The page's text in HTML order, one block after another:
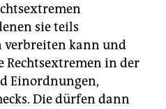
sie teils
verbreiten kann und
Rechtsextremen in der
Einordnungen,
Die dürfen dann